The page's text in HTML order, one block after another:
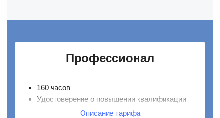
Профессионал
160 часов
Удостоверение о повышении квалификации
Доступ к курсу на 1 год
Описание тарифа